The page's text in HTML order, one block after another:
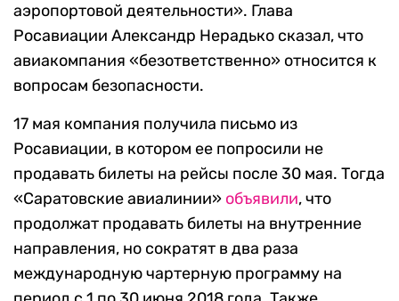
аэропортовой деятельности». Глава
Росавиации Александр Нерадько сказал, что
авиакомпания «безответственно» относится к
вопросам безопасности.
17 мая компания получила письмо из
Росавиации, в котором ее попросили не
продавать билеты на рейсы после 30 мая. Тогда
«Саратовские авиалинии» объявили, что
продолжат продавать билеты на внутренние
направления, но сократят в два раза
международную чартерную программу на